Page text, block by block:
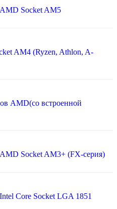
Socket AM5
AM4 (Ryzen, Athlon, A-
AMD(со встроенной
Socket AM3+ (FX-серия)
Core Socket LGA 1851